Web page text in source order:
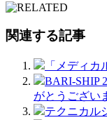
関連する記事
「メディ
BARI-SHIP
がとうござい
テクニカル